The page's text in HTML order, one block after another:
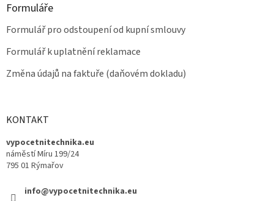
Formuláře
Formulář pro odstoupení od kupní smlouvy
Formulář k uplatnění reklamace
Změna údajů na faktuře (daňovém dokladu)
KONTAKT
vypocetnitechnika.eu
náměstí Míru 199/24
795 01 Rýmařov
info@vypocetnitechnika.eu